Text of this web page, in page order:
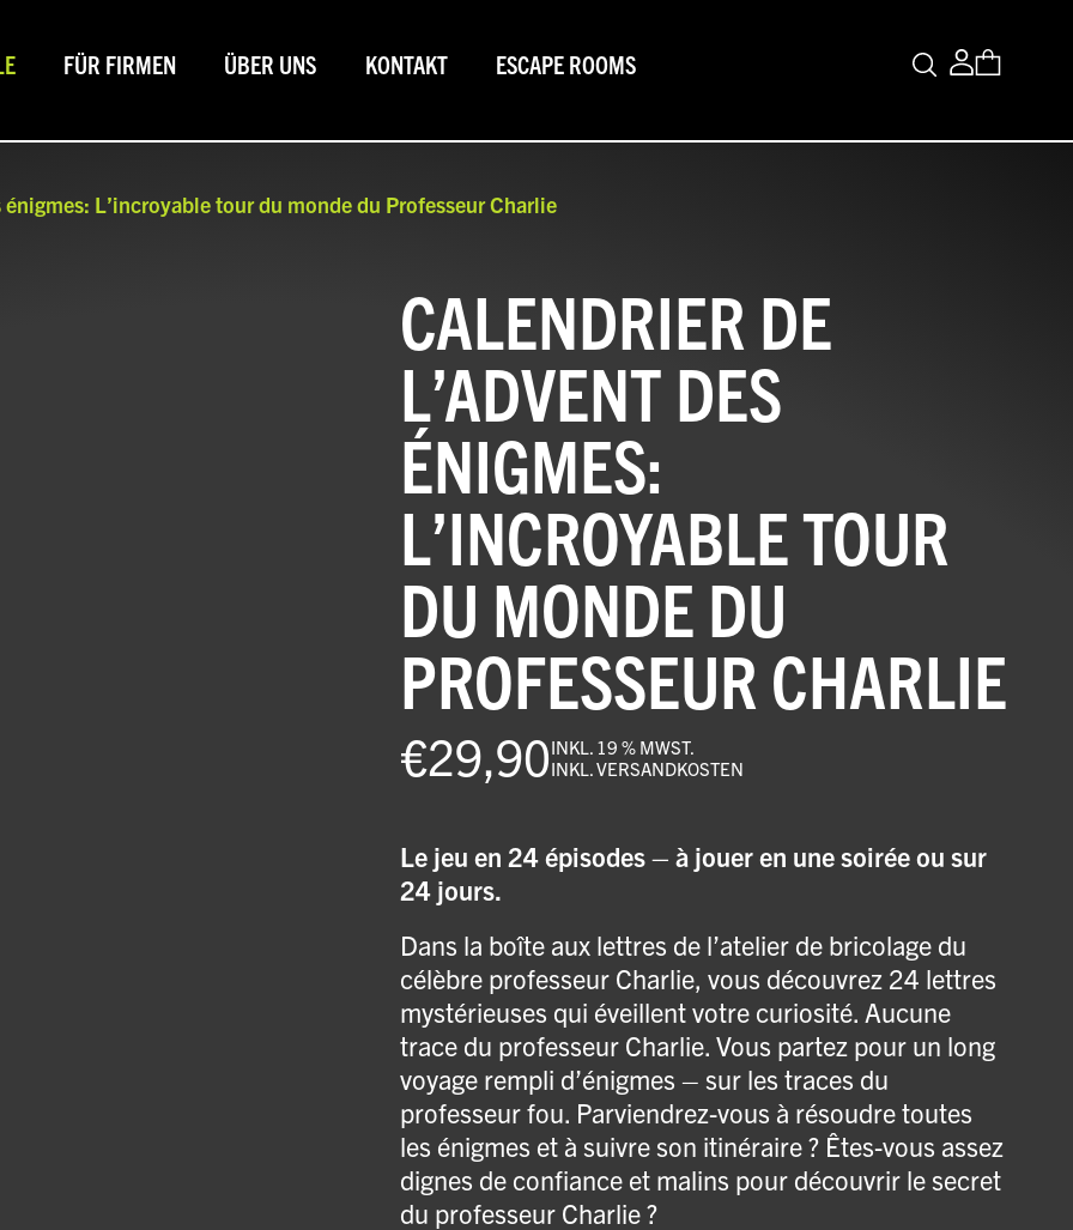
FÜR FIRMEN ÜBER UNS KONTAKT ESCAPE ROOMS
L’incroyable tour du monde du Professeur Charlie
CALENDRIER DE
L’ADVENT DES
ÉNIGMES:
L’INCROYABLE TOUR
DU MONDE DU
PROFESSEUR CHARLIE
€29,90INKL. 19 % MWST.
INKL.VERSANDKOSTEN
Le jeu en 24 épisodes – à jouer en une soirée ou sur
24 jours.
Dans la boîte aux lettres de l’atelier de bricolage du
célèbre professeur Charlie, vous découvrez 24 lettres
mystérieuses qui éveillent votre curiosité. Aucune
trace du professeur Charlie. Vous partez pour un long
voyage rempli d’énigmes – sur les traces du
professeur fou. Parviendrez-vous à résoudre toutes
les énigmes et à suivre son itinéraire ? Êtes-vous assez
dignes de confiance et malins pour découvrir le secret
du professeur Charlie ?